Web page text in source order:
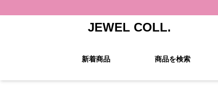
JEWEL COLL.
新着商品 商品を検索